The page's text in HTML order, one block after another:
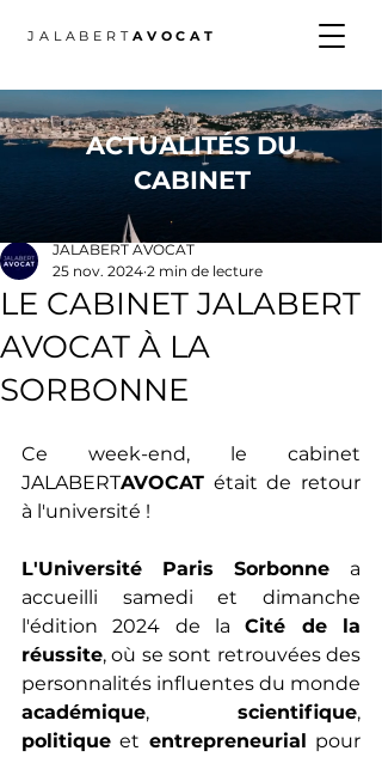
JALABERT AVOCAT
LE CABINET JALABERT
AVOCAT À LA
SORBONNE
JALABERT AVOCAT
25 nov. 2024 2 min de lecture
Ce week-end, le cabinet
JALABERTAVOCAT était de retour
à l'université !
L'Université Paris Sorbonne a
accueilli samedi et dimanche
l'édition 2024 de la Cité de la
réussite, où se sont retrouvées des
académique, scientifique
politique et entrepreneurial pour
ACTUALITÉS DU
CABINET